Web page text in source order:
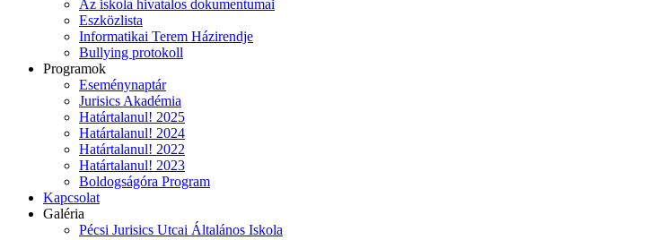
Az iskola hivatalos dokumentumai
Eszközlista
Informatikai Terem Házirendje
Bullying protokoll
Programok
Eseménynaptár
Jurisics Akadémia
Határtalanul! 2025
Határtalanul! 2024
Határtalanul! 2022
Határtalanul! 2023
Boldogságóra Program
Kapcsolat
Galéria
Pécsi Jurisics Utcai Általános Iskola